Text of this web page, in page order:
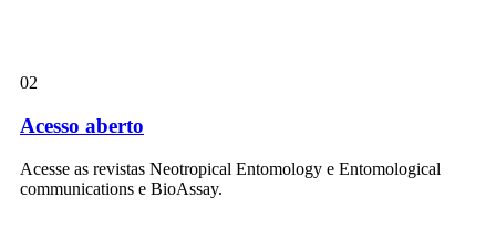
02
Acesso aberto
Acesse as revistas Neotropical Entomology e Entomological
communications e BioAssay.